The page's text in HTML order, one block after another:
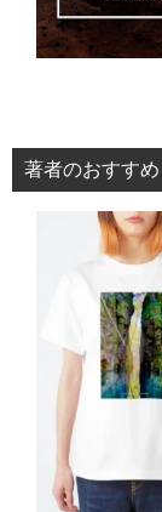
著者のおすすめ